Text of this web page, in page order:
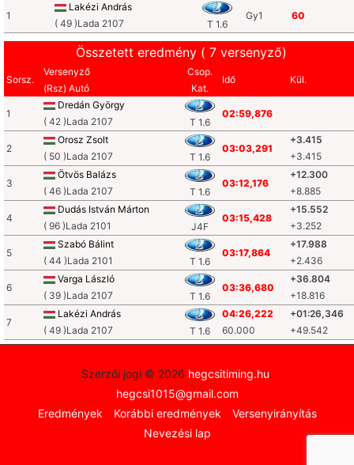
1
Lakézi András
( 49 )Lada 2107
T 1.6
Gy1 60
Összetett eredmény ( 7 versenyző)
Sorsz.
Versenyző
(Rsz) Autó
Csop.
Kat.
Idő Kül.
1
Dredán György
( 42 )Lada 2107
T 1.6
02:59,876
2
Orosz Zsolt
( 50 )Lada 2107
T 1.6
03:03,291
+3.415
+3.415
3
Ötvös Balázs
( 46 )Lada 2107
T 1.6
03:12,176
+12.300
+8.885
4
Dudás István Márton
( 96 )Lada 2101
J4F
03:15,428
+15.552
+3.252
5
Szabó Bálint
( 44 )Lada 2101
T 1.6
03:17,864
+17.988
+2.436
6
Varga László
( 39 )Lada 2107
T 1.6
03:36,680
+36.804
+18.816
7
Lakézi András
( 49 )Lada 2107
T 1.6
04:26,222
60.000
+01:26,346
+49.542
Szerzői jogi © 2026 hegcsitiming.hu.
hegcsi1015@gmail.com
Eredmények
Korábbi eredmények
Versenyirányítás
Nevezési lap